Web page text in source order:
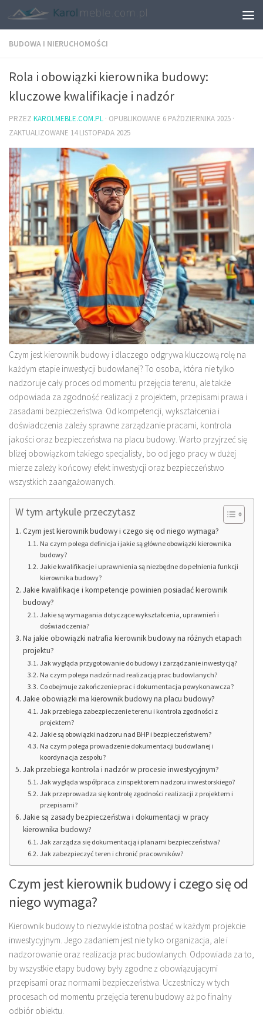
BUDOWA I NIERUCHOMOŚCI
Rola i obowiązki kierownika budowy:
kluczowe kwalifikacje i nadzór
PRZEZ KAROLMEBLE.COM.PL · OPUBLIKOWANE 6 PAŹDZIERNIKA 2025 ·
ZAKTUALIZOWANE 14 LISTOPADA 2025
Czym jest kierownik budowy i dlaczego odgrywa kluczową rolę na
każdym etapie inwestycji budowlanej? To osoba, która nie tylko
nadzoruje cały proces od momentu przejęcia terenu, ale także
odpowiada za zgodność realizacji z projektem, przepisami prawa i
zasadami bezpieczeństwa. Od kompetencji, wykształcenia i
doświadczenia zależy sprawne zarządzanie pracami, kontrola
jakości oraz bezpieczeństwa na placu budowy. Warto przyjrzeć się
bliżej obowiązkom takiego specjalisty, bo od jego pracy w dużej
mierze zależy końcowy efekt inwestycji oraz bezpieczeństwo
wszystkich zaangażowanych.
W tym artykule przeczytasz
Czym jest kierownik budowy i czego się od niego wymaga?
Na czym polega definicja i jakie są główne obowiązki kierownika
budowy?
Jakie kwalifikacje i uprawnienia są niezbędne do pełnienia funkcji
kierownika budowy?
Jakie kwalifikacje i kompetencje powinien posiadać kierownik
budowy?
Jakie są wymagania dotyczące wykształcenia, uprawnień i
doświadczenia?
Na jakie obowiązki natrafia kierownik budowy na różnych etapach
projektu?
Jak wygląda przygotowanie do budowy i zarządzanie inwestycją?
Na czym polega nadzór nad realizacją prac budowlanych?
Co obejmuje zakończenie prac i dokumentacja powykonawcza?
Jakie obowiązki ma kierownik budowy na placu budowy?
Jak przebiega zabezpieczenie terenu i kontrola zgodności z
projektem?
Jakie są obowiązki nadzoru nad BHP i bezpieczeństwem?
Na czym polega prowadzenie dokumentacji budowlanej i
koordynacja zespołu?
Jak przebiega kontrola i nadzór w procesie inwestycyjnym?
Jak wygląda współpraca z inspektorem nadzoru inwestorskiego?
Jak przeprowadza się kontrolę zgodności realizacji z projektem i
przepisami?
Jakie są zasady bezpieczeństwa i dokumentacji w pracy
kierownika budowy?
Jak zarządza się dokumentacją i planami bezpieczeństwa?
Jak zabezpieczyć teren i chronić pracowników?
Czym jest kierownik budowy i czego się od
niego wymaga?
Kierownik budowy to niezwykle istotna postać w każdym projekcie
inwestycyjnym. Jego zadaniem jest nie tylko organizacja, ale i
nadzorowanie oraz realizacja prac budowlanych. Odpowiada za to,
by wszystkie etapy budowy były zgodne z obowiązującymi
przepisami oraz normami bezpieczeństwa. Uczestniczy w tych
procesach od momentu przejęcia terenu budowy aż po finalny
odbiór obiektu.